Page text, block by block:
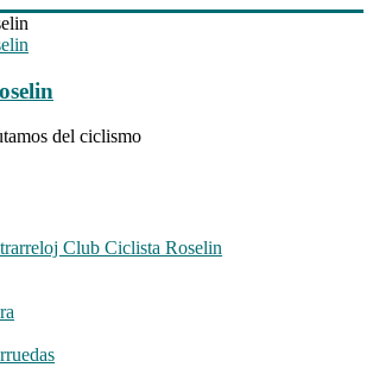
del ciclismo
Club Ciclista Roselin